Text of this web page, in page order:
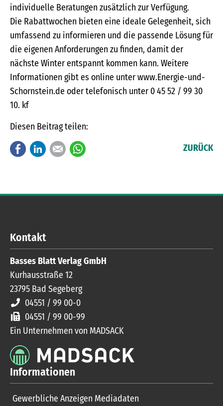
individuelle Beratungen zusätzlich zur Verfügung.
Die Rabattwochen bieten eine ideale Gelegenheit, sich
umfassend zu informieren und die passende Lösung für
die eigenen Anforderungen zu finden, damit der
nächste Winter entspannt kommen kann. Weitere
Informationen gibt es online unter www.Energie-und-
Schornstein.de oder telefonisch unter 0 45 52 / 99 30
10. kf
Diesen Beitrag teilen:
FacebookLinkedInE-mail ZURÜCK
Kontakt
Basses Blatt Verlag GmbH
Kurhausstraße 12
23795 Bad Segeberg
04551 / 99 00-0
04551 / 99 00-99
Ein Unternehmen von MADSACK
Informationen
Gewerbliche Anzeigen Mediadaten